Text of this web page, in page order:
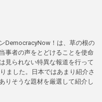
DemocracyNow！は、草の根の
事者の声をとどけることを使命
見られない特異な報道を行って
ました。日本ではあまり紹介さ
りそうな題材を厳選して紹介し